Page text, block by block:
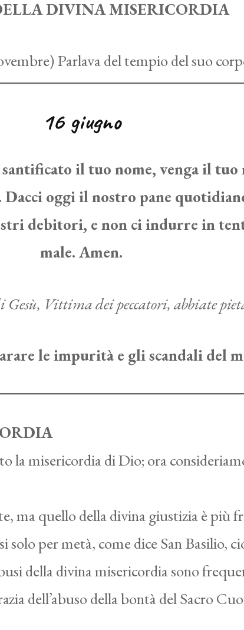
Novena al Volto Santo
Via Crucis
Richieste di preghiera
Testimonianze
DIVINA MISERICORDIA
16 giugno
il tuo nome, venga il
Dacci oggi il nostro pane
debitori, e non ci indurre in
male. Amen.
Gesù, Vittima dei peccatori, abbiate
le impurità e gli scandali del
la misericordia di Dio; ora
ma quello della divina giustizia è più
solo per metà, come dice San Basilio,
della divina misericordia sono
dell’abuso della bontà del Sacro